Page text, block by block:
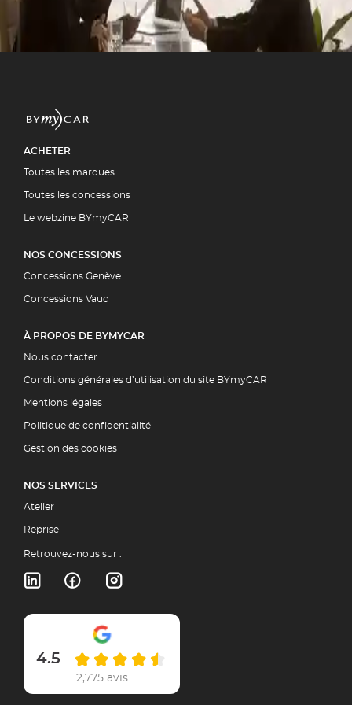
par la quasi-totalité des
ACHETER
Toutes les marques
Toutes les concessions
Le webzine BYmyCAR
NOS CONCESSIONS
Concessions Genève
Concessions Vaud
À PROPOS DE BYMYCAR
Nous contacter
Conditions générales d’utilisation du site BYmyCAR
Mentions légales
Politique de confidentialité
Gestion des cookies
NOS SERVICES
Atelier
Reprise
Retrouvez-nous sur :
4.5
2,775 avis